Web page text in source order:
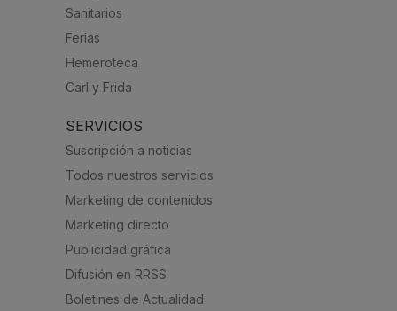
Sanitarios
Ferias
Hemeroteca
Carl y Frida
SERVICIOS
Suscripción a noticias
Todos nuestros servicios
Marketing de contenidos
Marketing directo
Publicidad gráfica
Difusión en RRSS
Boletines de Actualidad